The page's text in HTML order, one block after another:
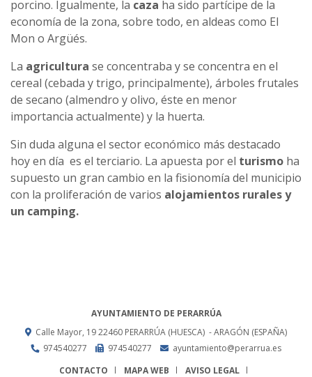
porcino. Igualmente, la caza ha sido partícipe de la
economía de la zona, sobre todo, en aldeas como El
Mon o Argüés.
La agricultura se concentraba y se concentra en el
cereal (cebada y trigo, principalmente), árboles frutales
de secano (almendro y olivo, éste en menor
importancia actualmente) y la huerta.
Sin duda alguna el sector económico más destacado
hoy en día es el terciario. La apuesta por el turismo ha
supuesto un gran cambio en la fisionomía del municipio
con la proliferación de varios alojamientos rurales y
un camping.
AYUNTAMIENTO DE PERARRÚA
Calle Mayor, 1922460 PERARRÚA (HUESCA) - ARAGÓN (ESPAÑA)
974540277
974540277
ayuntamiento@perarrua.es
CONTACTO
MAPA WEB
AVISO LEGAL